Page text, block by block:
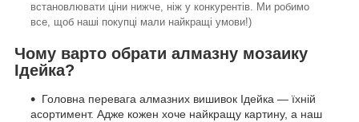
встановлювати ціни нижче, ніж у конкурентів. Ми робимо
все, щоб наші покупці мали найкращі умови!)
Чому варто обрати алмазну мозаику
Ідейка?
Головна перевага алмазних вишивок Ідейка — їхній
асортимент. Адже кожен хоче найкращу картину, а наш